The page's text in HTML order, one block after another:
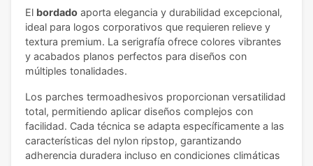
El bordado aporta elegancia y durabilidad excepcional,
ideal para logos corporativos que requieren relieve y
textura premium. La serigrafía ofrece colores vibrantes
y acabados planos perfectos para diseños con
múltiples tonalidades.
Los parches termoadhesivos proporcionan versatilidad
total, permitiendo aplicar diseños complejos con
facilidad. Cada técnica se adapta específicamente a las
características del nylon ripstop, garantizando
adherencia duradera incluso en condiciones climáticas